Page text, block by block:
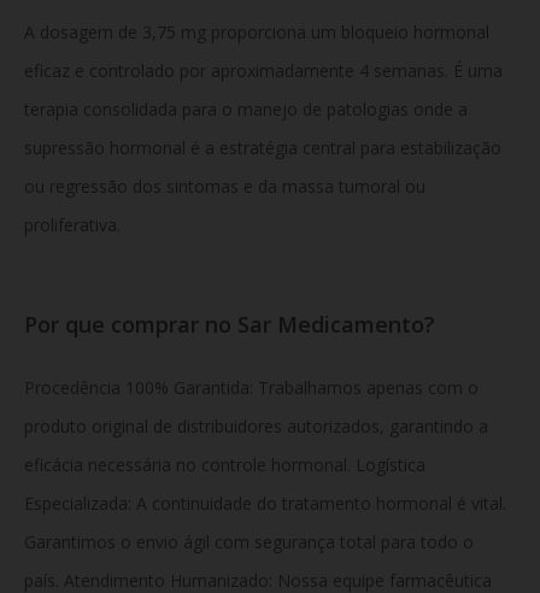
A dosagem de 3,75 mg proporciona um bloqueio hormonal
eficaz e controlado por aproximadamente 4 semanas. É uma
terapia consolidada para o manejo de patologias onde a
supressão hormonal é a estratégia central para estabilização
ou regressão dos sintomas e da massa tumoral ou
proliferativa.
Por que comprar no Sar Medicamento?
Procedência 100% Garantida: Trabalhamos apenas com o
produto original de distribuidores autorizados, garantindo a
eficácia necessária no controle hormonal. Logística
Especializada: A continuidade do tratamento hormonal é vital.
Garantimos o envio ágil com segurança total para todo o
país. Atendimento Humanizado: Nossa equipe farmacêutica